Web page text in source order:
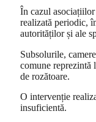
În cazul
realizată periodic,
autorităților și ale
Subsolurile,
comune reprezintă
de rozătoare.
O intervenție
insuficientă.